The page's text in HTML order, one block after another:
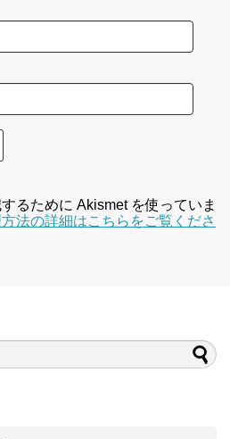
るために Akismet を使っていま
法の詳細はこちらをご覧くださ